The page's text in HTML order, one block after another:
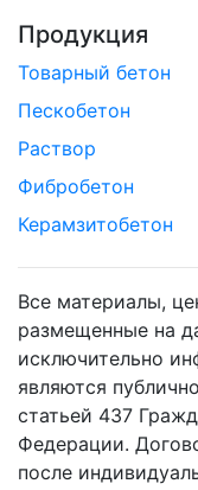
Продукция
Товарный бетон
Пескобетон
Раствор
Фибробетон
Керамзитобетон
Все материалы,
размещенные на
исключительно
являются
статьей 437
Федерации.
после